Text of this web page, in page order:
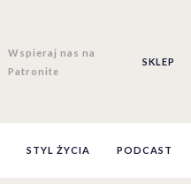
Wspieraj nas na
Patronite
SKLEP
STYL ŻYCIA PODCAST